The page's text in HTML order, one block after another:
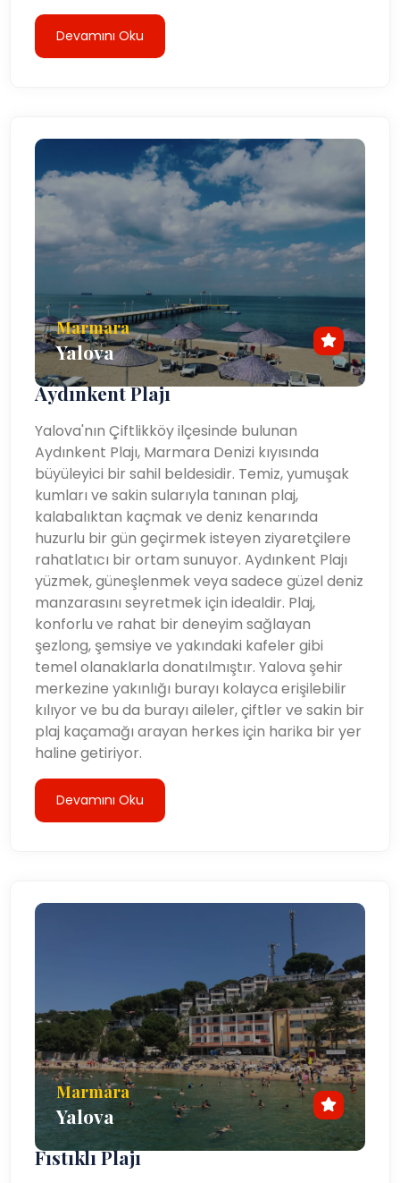
Devamını Oku
Marmara
Yalova
Aydınkent Plajı
Yalova'nın Çiftlikköy ilçesinde bulunan
Aydınkent Plajı, Marmara Denizi kıyısında
büyüleyici bir sahil beldesidir. Temiz, yumuşak
kumları ve sakin sularıyla tanınan plaj,
kalabalıktan kaçmak ve deniz kenarında
huzurlu bir gün geçirmek isteyen ziyaretçilere
rahatlatıcı bir ortam sunuyor. Aydınkent Plajı
yüzmek, güneşlenmek veya sadece güzel deniz
manzarasını seyretmek için idealdir. Plaj,
konforlu ve rahat bir deneyim sağlayan
şezlong, şemsiye ve yakındaki kafeler gibi
temel olanaklarla donatılmıştır. Yalova şehir
merkezine yakınlığı burayı kolayca erişilebilir
kılıyor ve bu da burayı aileler, çiftler ve sakin bir
plaj kaçamağı arayan herkes için harika bir yer
haline getiriyor.
Devamını Oku
Marmara
Yalova
Fıstıklı Plajı